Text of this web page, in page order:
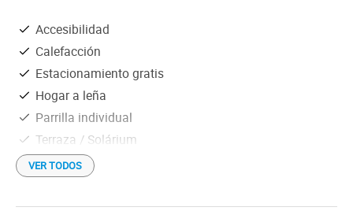
Accesibilidad
Calefacción
Estacionamiento gratis
Hogar a leña
Parrilla individual
Terraza / Solárium
TV satelital
Wi-Fi gratis
Hamaca paraguaya
VER TODOS